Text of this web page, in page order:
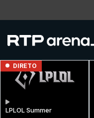
DIRETO
LPLOL Summer